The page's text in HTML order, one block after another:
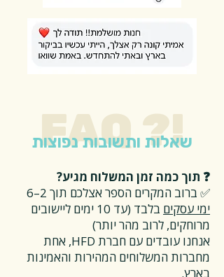
FAQ ?!
שאלות ותשובות נפוצות
❓ תוך כמה זמן המשלוח מגיע?
✅ ברוב המקרים הספר אצלכם תוך 2–6
ימי עסקים
בלבד (עד 10 ימים ליישובים
מרוחקים, לרוב מהר יותר)
אנחנו עובדים עם חברת HFD, אחת
מחברות המשלוחים המהירות והאמינות
בארץ.